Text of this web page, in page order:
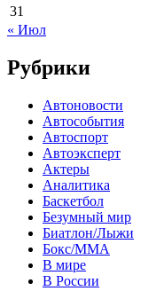
31
« Июл
Рубрики
Автоновости
Автособытия
Автоспорт
Автоэксперт
Актеры
Аналитика
Баскетбол
Безумный мир
Биатлон/Лыжи
Бокс/MMA
В мире
В России